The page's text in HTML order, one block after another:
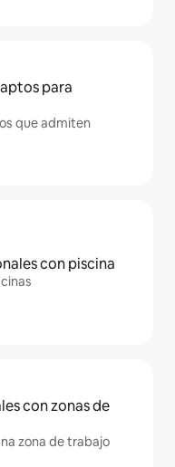
para
que admiten
con piscina
con zonas de
zona de trabajo